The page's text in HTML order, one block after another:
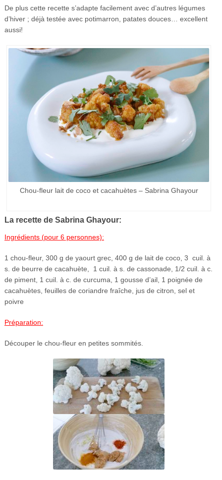
De plus cette recette s’adapte facilement avec d’autres légumes
d’hiver ; déjà testée avec potimarron, patates douces… excellent
aussi!
Chou-fleur lait de coco et cacahuètes – Sabrina Ghayour
La recette de Sabrina Ghayour:
Ingrédients (pour 6 personnes):
1 chou-fleur, 300 g de yaourt grec, 400 g de lait de coco, 3 cuil. à
s. de beurre de cacahuète,
1 cuil. à s. de cassonade, 1/2 cuil. à c.
de piment, 1 cuil. à c. de curcuma, 1 gousse d’ail, 1 poignée de
cacahuètes, feuilles de coriandre fraîche, jus de citron, sel et
poivre
Préparation:
Découper le chou-fleur en petites sommités.